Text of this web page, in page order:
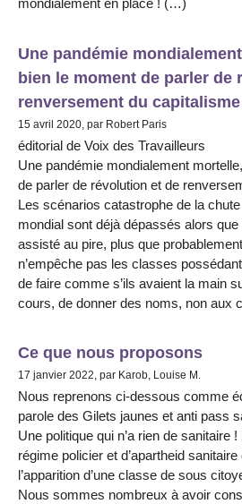
mondialement en place ! (…)
Une pandémie
bien le moment de parler de
renversement du
15 avril 2020, par Robert Paris
éditorial de Voix des Travailleurs
Une pandémie mondialement
de parler de révolution et de
Les scénarios catastrophe de la
mondial sont déjà dépassés alors que
assisté au pire, plus que
n’empêche pas les classes
de faire comme s’ils avaient la main
cours, de donner des noms, non aux
Ce que nous proposons
17 janvier 2022, par Karob, Louise M.
Nous reprenons ci-dessous comme
parole des Gilets jaunes et anti pass
Une politique qui n’a rien de sanitaire !
régime policier et d’apartheid
l’apparition d’une classe de sous
Nous sommes nombreux à avoir